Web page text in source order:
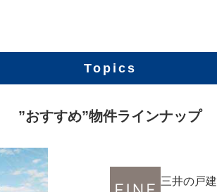
Topics
”おすすめ”物件ラインナップ
三井の戸建